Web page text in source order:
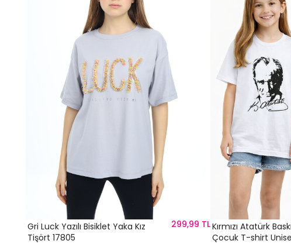
Gri Luck Yazılı Bisiklet Yaka Kız
Tişört 17805
299,99 TLKırmızı Atatürk
Çocuk T-shirt